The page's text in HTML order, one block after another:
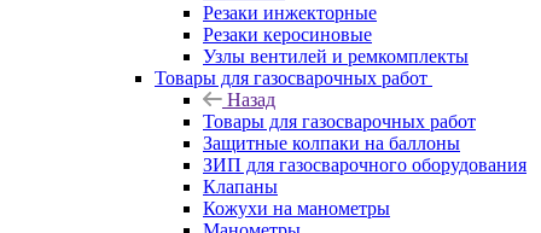
Резаки инжекторные
Резаки керосиновые
Узлы вентилей и ремкомплекты
Товары для газосварочных работ
Назад
Товары для газосварочных работ
Защитные колпаки на баллоны
ЗИП для газосварочного оборудования
Клапаны
Кожухи на манометры